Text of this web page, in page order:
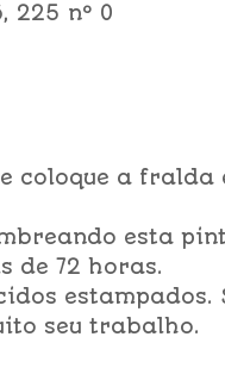
225 nº 0
coloque a
esta
de 72 horas.
estampados.
seu trabalho.